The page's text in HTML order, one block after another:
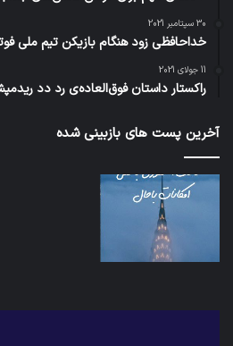
30 سپتامبر 2021
خداحافظی زود هنگام بازیکن تیم ملی
11 جولای 2021
راکستار داستان فوق‌العاده‌ی رد دد
آخرین پست های بازبینی شده